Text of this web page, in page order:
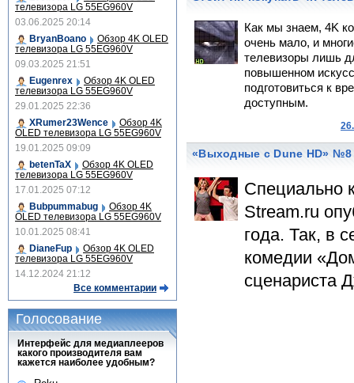
Как мы знаем, 4K
очень мало, и
телевизоры лишь
повышенном
подготовиться к
доступным.
«Выходные с Dune HD» №8
Специально
Stream.ru
года. Так, в
комедии
сценариста
телевизора LG 55EG960V
03.06.2025 20:14
BryanBoano
Обзор 4K OLED
телевизора LG 55EG960V
09.03.2025 21:51
Eugenrex
Обзор 4K OLED
телевизора LG 55EG960V
29.01.2025 22:36
XRumer23Wence
Обзор 4K
OLED телевизора LG 55EG960V
19.01.2025 09:09
betenTaX
Обзор 4K OLED
телевизора LG 55EG960V
17.01.2025 07:12
Bubpummabug
Обзор 4K
OLED телевизора LG 55EG960V
10.01.2025 08:41
DianeFup
Обзор 4K OLED
телевизора LG 55EG960V
14.12.2024 21:12
Все комментарии
Голосование
Интерфейс для медиаплееров
какого производителя вам
кажется наиболее удобным?